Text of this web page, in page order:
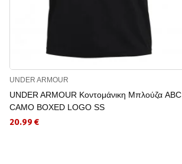
UNDER ARMOUR
UNDER ARMOUR Κοντομάνικη Μπλούζα ABC
CAMO BOXED LOGO SS
20.99 €